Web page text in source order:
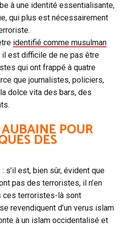
à une identité essentialisante,
qui plus est nécessairement
identifié comme musulman
il est difficile de ne pas être
qui ont frappé à quatre
que journalistes, policiers,
dolce vita des bars, des
POUR
DES
s’il est, bien sûr, évident que
pas des terroristes, il n’en
ces terroristes-là sont
revendiquent d’un verus islam
à un islam occidentalisé et